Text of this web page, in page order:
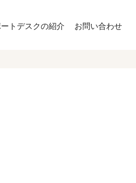
トデスクの紹介 お問い合わせ